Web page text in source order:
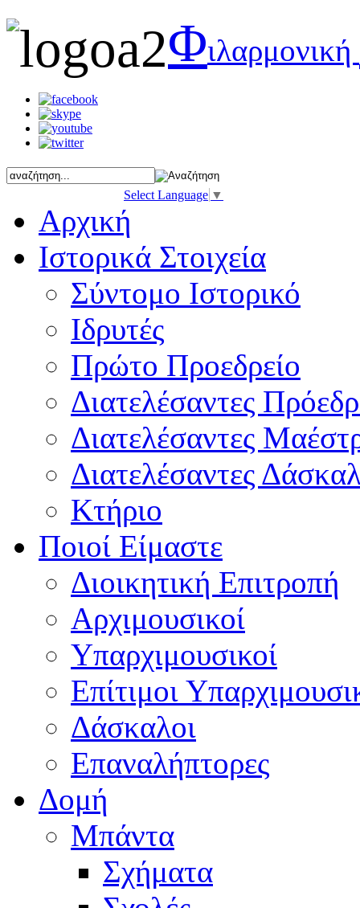
Φιλαρμονική
Select Language ▼
Αρχική
Ιστορικά Στοιχεία
Σύντομο Ιστορικό
Ιδρυτές
Πρώτο Προεδρείο
Διατελέσαντες
Διατελέσαντες
Διατελέσαντες
Κτήριο
Ποιοί Είμαστε
Διοικητική Επιτροπή
Aρχιμουσικοί
Υπαρχιμουσικοί
Επίτιμοι
Δάσκαλοι
Επαναλήπτορες
Δομή
Μπάντα
Σχήματα